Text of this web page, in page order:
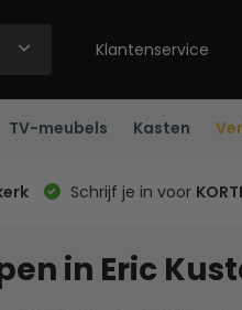
Klantenservice
TV-meubels Kasten
Schrijf je in voor
in Eric